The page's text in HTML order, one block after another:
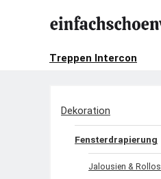
Treppen Intercon
Dekoration
Fensterdrapierung
Jalousien & Rollos